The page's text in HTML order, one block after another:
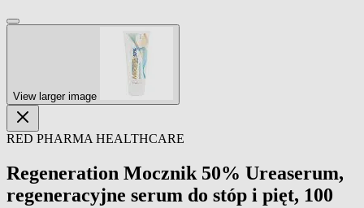
View larger image
RED PHARMA HEALTHCARE
Regeneration Mocznik 50% Ureaserum,
regeneracyjne serum do stóp i pięt, 100